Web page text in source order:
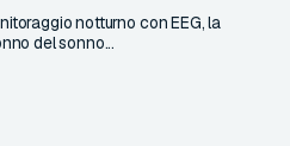
notturno con EEG, la
del sonno...